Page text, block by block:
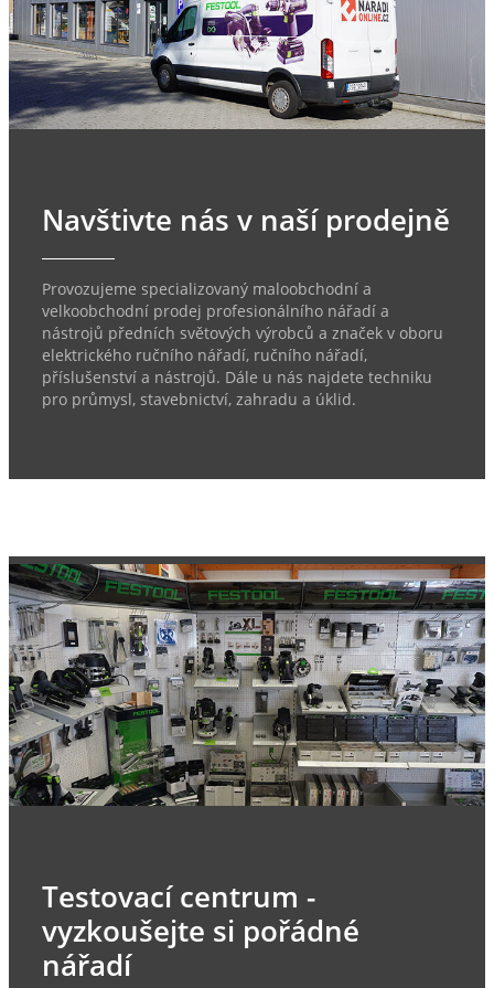
Navštivte nás v naší prodejně
Provozujeme specializovaný maloobchodní a
velkoobchodní prodej profesionálního nářadí a
nástrojů předních světových výrobců a značek v oboru
elektrického ručního nářadí, ručního nářadí,
příslušenství a nástrojů. Dále u nás najdete techniku
pro průmysl, stavebnictví, zahradu a úklid.
Testovací centrum -
vyzkoušejte si pořádné
nářadí